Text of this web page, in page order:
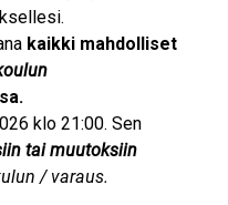
kaikki mahdolliset
klo 21:00. Sen
tai muutoksiin
/ varaus.